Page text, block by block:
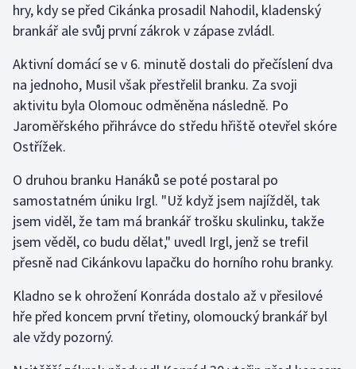
Házená
Jezdectví
Judo
Krasobruslení
Lezení
Lyže a snowboard
Moderní pětiboj
Olympijské hry
Parasport
hry, kdy se před Cikánka prosadil Nahodil, kladenský
brankář ale svůj první zákrok v zápase zvládl.
Aktivní domácí se v 6. minutě dostali do přečíslení dva
na jednoho, Musil však přestřelil branku. Za svoji
aktivitu byla Olomouc odměněna následně. Po
Jaroměřského přihrávce do středu hřiště otevřel skóre
Ostřížek.
O druhou branku Hanáků se poté postaral po
samostatném úniku Irgl. "Už když jsem najížděl, tak
jsem viděl, že tam má brankář trošku skulinku, takže
jsem věděl, co budu dělat," uvedl Irgl, jenž se trefil
přesně nad Cikánkovu lapačku do horního rohu branky.
Kladno se k ohrožení Konráda dostalo až v přesilové
hře před koncem první třetiny, olomoucký brankář byl
ale vždy pozorný.